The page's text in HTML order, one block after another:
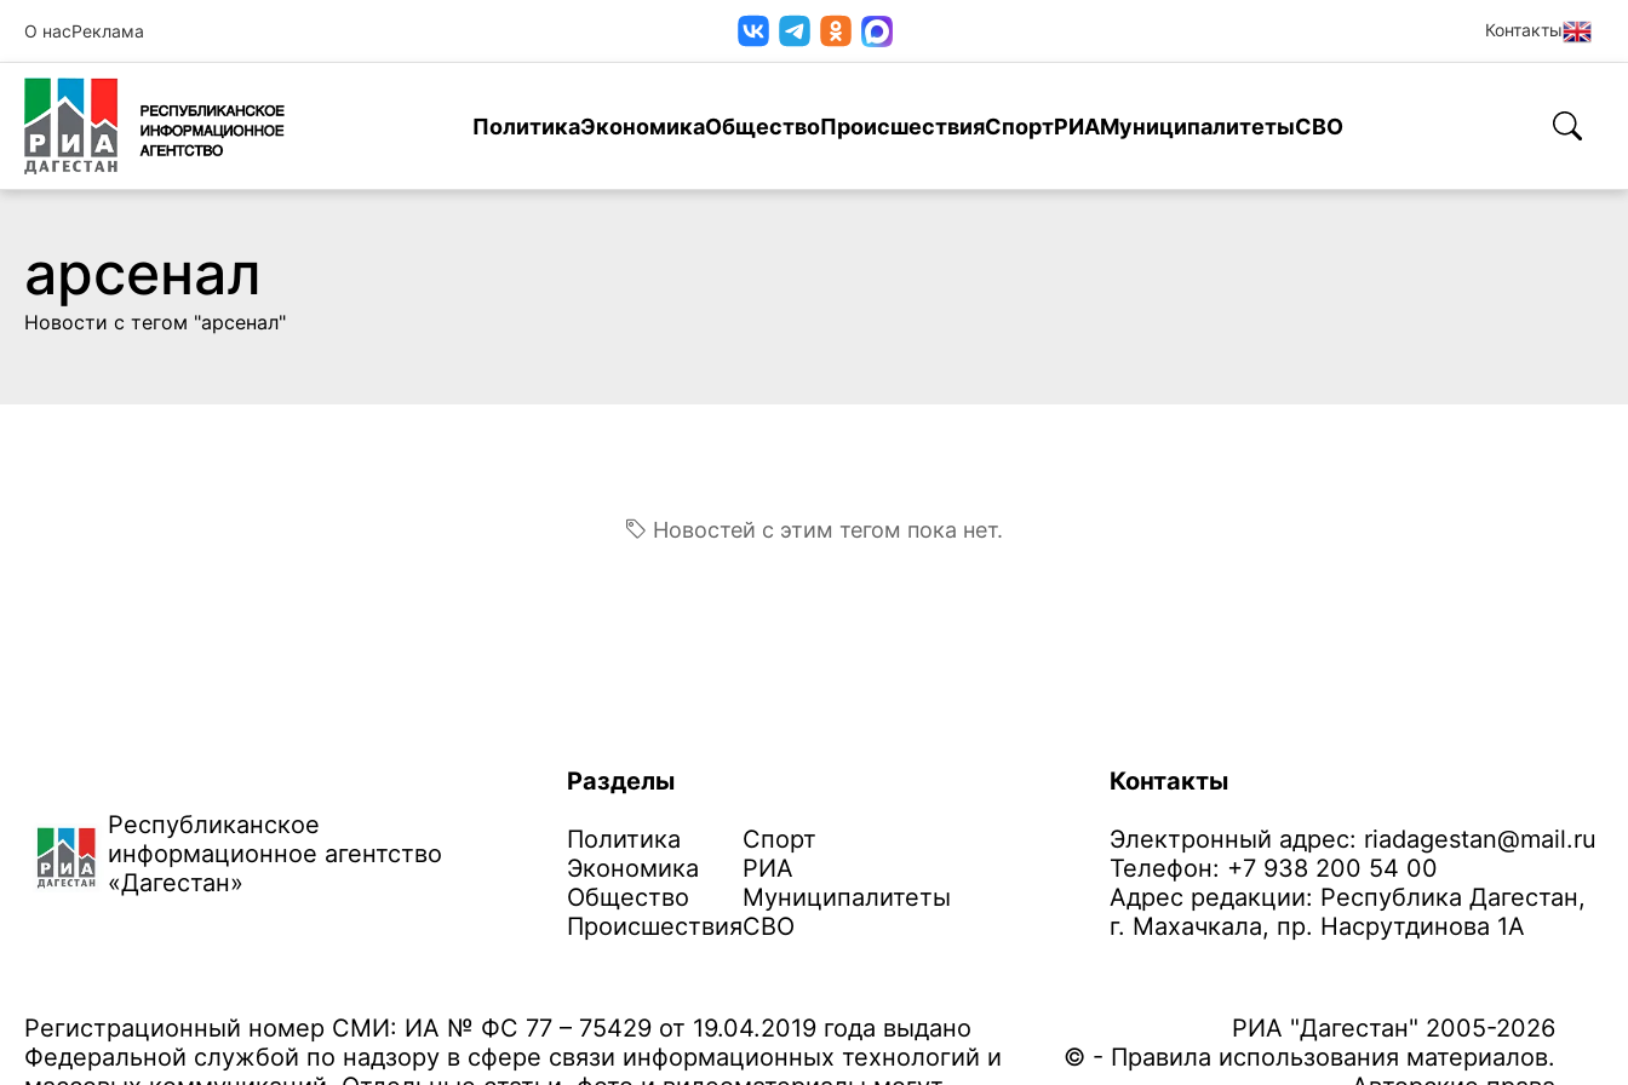
О насРеклама Контакты
ПолитикаЭкономикаОбществоПроисшествияСпортРИАМуниципалитетыСВО
арсенал
Новости с тегом "арсенал"
Новостей с этим тегом пока нет.
Республиканское
информационное агентство
«Дагестан»
Разделы
Политика
Экономика
Общество
Происшествия
Спорт
РИА
Муниципалитеты
СВО
Контакты
Электронный адрес: riadagestan@mail.ru
Телефон: +7 938 200 54 00
Адрес редакции: Республика Дагестан,
г. Махачкала, пр. Насрутдинова 1А
Регистрационный номер СМИ: ИА № ФС 77 – 75429 от 19.04.2019 года выдано
Федеральной службой по надзору в сфере связи информационных технологий и
РИА "Дагестан" 2005-2026
© - Правила использования материалов.